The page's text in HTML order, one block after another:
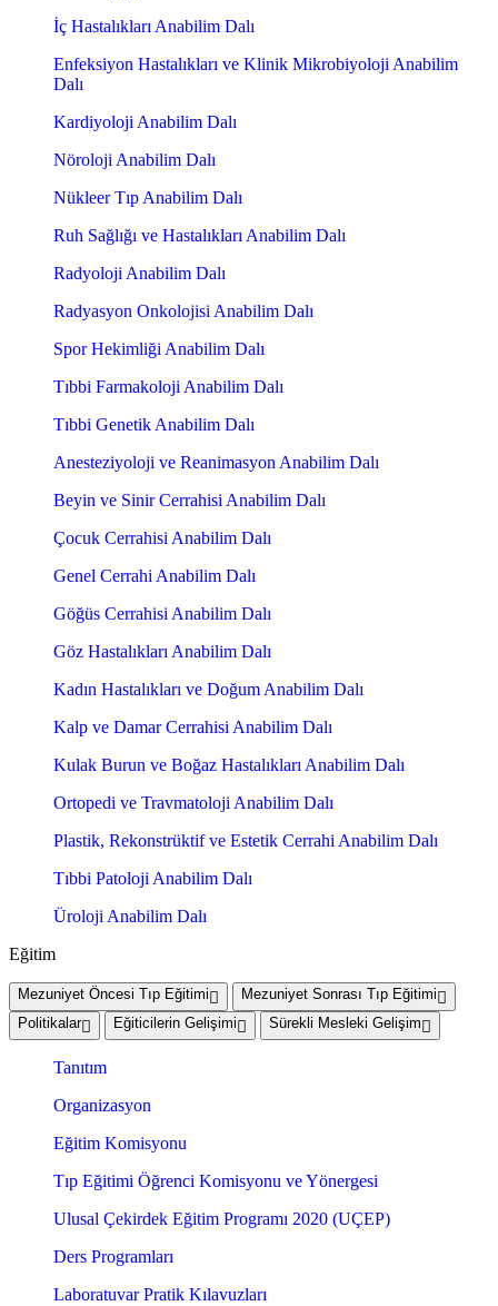
İç Hastalıkları Anabilim Dalı
Enfeksiyon Hastalıkları ve Klinik Mikrobiyoloji Anabilim
Dalı
Kardiyoloji Anabilim Dalı
Nöroloji Anabilim Dalı
Nükleer Tıp Anabilim Dalı
Ruh Sağlığı ve Hastalıkları Anabilim Dalı
Radyoloji Anabilim Dalı
Radyasyon Onkolojisi Anabilim Dalı
Spor Hekimliği Anabilim Dalı
Tıbbi Farmakoloji Anabilim Dalı
Tıbbi Genetik Anabilim Dalı
Anesteziyoloji ve Reanimasyon Anabilim Dalı
Beyin ve Sinir Cerrahisi Anabilim Dalı
Çocuk Cerrahisi Anabilim Dalı
Genel Cerrahi Anabilim Dalı
Göğüs Cerrahisi Anabilim Dalı
Göz Hastalıkları Anabilim Dalı
Kadın Hastalıkları ve Doğum Anabilim Dalı
Kalp ve Damar Cerrahisi Anabilim Dalı
Kulak Burun ve Boğaz Hastalıkları Anabilim Dalı
Ortopedi ve Travmatoloji Anabilim Dalı
Plastik, Rekonstrüktif ve Estetik Cerrahi Anabilim Dalı
Tıbbi Patoloji Anabilim Dalı
Üroloji Anabilim Dalı
Eğitim
Mezuniyet Öncesi Tıp Eğitimi
Mezuniyet Sonrası Tıp Eğitimi
Politikalar
Eğiticilerin Gelişimi Sürekli Mesleki Gelişim
Tanıtım
Organizasyon
Eğitim Komisyonu
Tıp Eğitimi Öğrenci Komisyonu ve Yönergesi
Ulusal Çekirdek Eğitim Programı 2020 (UÇEP)
Ders Programları
Laboratuvar Pratik Kılavuzları